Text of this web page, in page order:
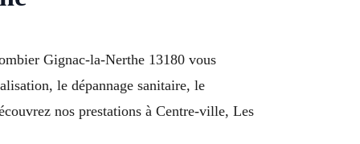
Gignac-la-Nerthe 13180 vous
le dépannage sanitaire, le
nos prestations à Centre-ville, Les